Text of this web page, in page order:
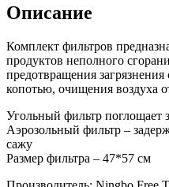
Описание
Комплект фильтров
продуктов неполного
предотвращения
копотью, очищения воздуха
Угольный фильтр поглощает
Аэрозольный фильтр –
сажу
Размер фильтра – 47*57 см